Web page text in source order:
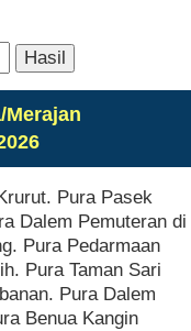
Pura Pasek
Dalem Pemuteran di
Pura Pedarmaan
Pura Taman Sari
Pura Dalem
Benua Kangin